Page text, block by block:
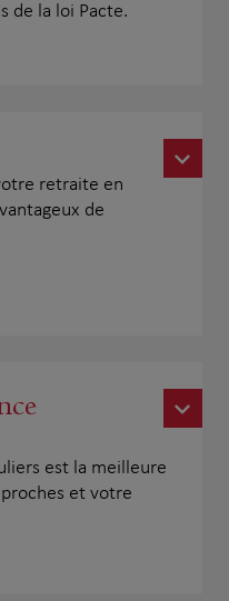
de la loi Pacte.
retraite en
de
est la meilleure
et votre